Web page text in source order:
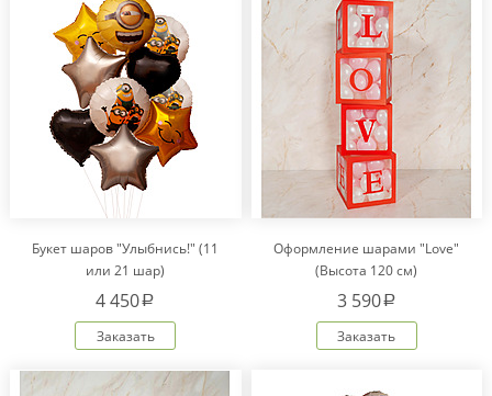
Букет шаров "Улыбнись!" (11
или 21 шар)
4 450a
Заказать
Оформление шарами "Love"
(Высота 120 см)
3 590a
Заказать